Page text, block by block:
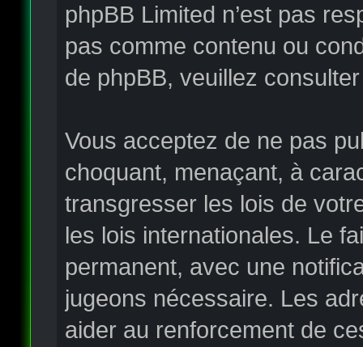
phpBB Limited n’est pas
pas comme contenu ou
de phpBB, veuillez
Vous acceptez de ne pas
choquant, menaçant, à
transgresser les lois de
les lois internationales. Le
permanent, avec une
jugeons nécessaire. Les
aider au renforcement de